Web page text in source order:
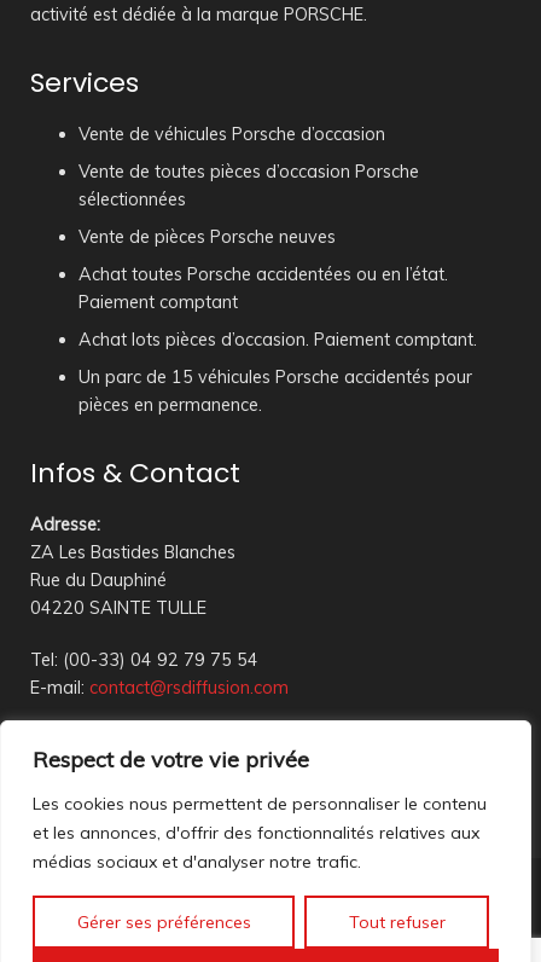
Respect de votre vie privée
Les cookies nous permettent de personnaliser le contenu
et les annonces, d'offrir des fonctionnalités relatives aux
médias sociaux et d'analyser notre trafic.
Gérer ses préférences Tout refuser
activité est dédiée à la marque PORSCHE.
Services
Vente de véhicules Porsche d’occasion
Vente de toutes pièces d’occasion Porsche
sélectionnées
Vente de pièces Porsche neuves
Achat toutes Porsche accidentées ou en l’état.
Paiement comptant
Achat lots pièces d’occasion. Paiement comptant.
Un parc de 15 véhicules Porsche accidentés pour
pièces en permanence.
Infos & Contact
Adresse:
ZA Les Bastides Blanches
Rue du Dauphiné
04220 SAINTE TULLE
Tel: (00-33) 04 92 79 75 54
E-mail: contact@rsdiffusion.com
18h00
Réception en magasin sur rendez-vous uniquement
Nous contacter
Mentions légales